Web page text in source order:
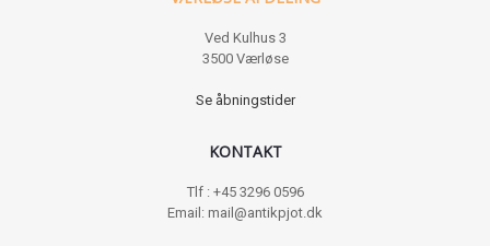
Ved Kulhus 3
3500 Værløse
Se åbningstider
KONTAKT
Tlf : +45 3296 0596
Email: mail@antikpjot.dk